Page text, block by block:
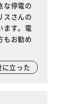
な停電の
スさんの
ます。電
もお勧め
に立った